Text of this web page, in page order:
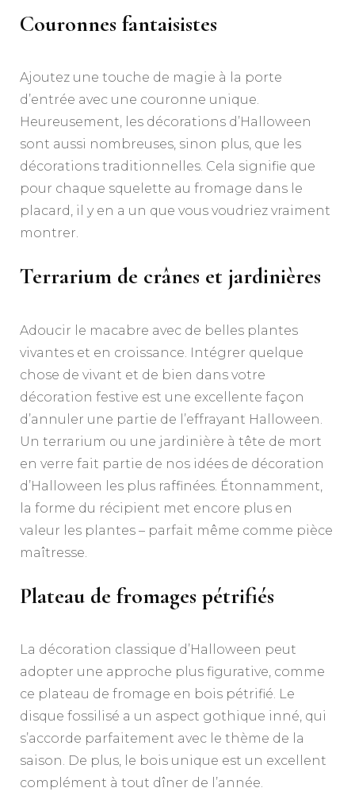
Couronnes fantaisistes
Ajoutez une touche de magie à la porte
d’entrée avec une couronne unique.
Heureusement, les décorations d’Halloween
sont aussi nombreuses, sinon plus, que les
décorations traditionnelles. Cela signifie que
pour chaque squelette au fromage dans le
placard, il y en a un que vous voudriez vraiment
montrer.
Terrarium de crânes et jardinières
Adoucir le macabre avec de belles plantes
vivantes et en croissance. Intégrer quelque
chose de vivant et de bien dans votre
décoration festive est une excellente façon
d’annuler une partie de l’effrayant Halloween.
Un terrarium ou une jardinière à tête de mort
en verre fait partie de nos idées de décoration
d’Halloween les plus raffinées. Étonnamment,
la forme du récipient met encore plus en
valeur les plantes – parfait même comme pièce
maîtresse.
Plateau de fromages pétrifiés
La décoration classique d’Halloween peut
adopter une approche plus figurative, comme
ce plateau de fromage en bois pétrifié. Le
disque fossilisé a un aspect gothique inné, qui
s’accorde parfaitement avec le thème de la
saison. De plus, le bois unique est un excellent
complément à tout dîner de l’année.